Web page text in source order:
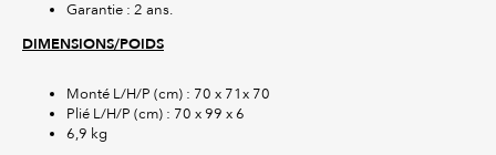
Garantie : 2 ans.
DIMENSIONS/POIDS
Monté L/H/P (cm) : 70 x 71x 70
Plié L/H/P (cm) : 70 x 99 x 6
6,9 kg